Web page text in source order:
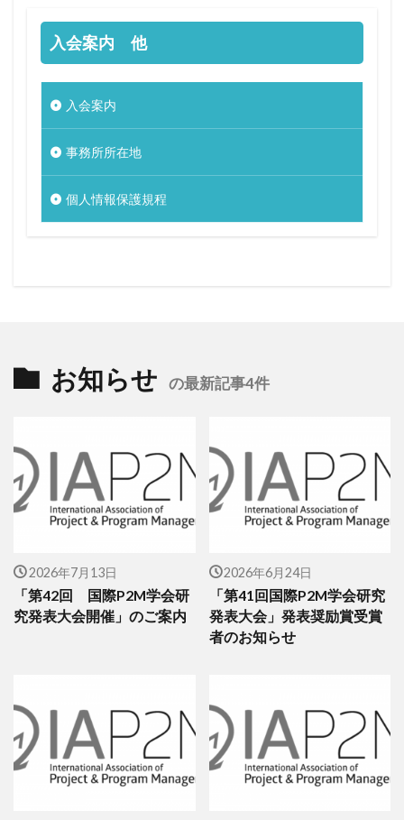
入会案内 他
入会案内
事務所所在地
個人情報保護規程
お知らせ の最新記事4件
2026年7月13日
「第42回 国際P2M学会研
究発表大会開催」のご案内
2026年6月24日
「第41回国際P2M学会研究
発表大会」発表奨励賞受賞
者のお知らせ